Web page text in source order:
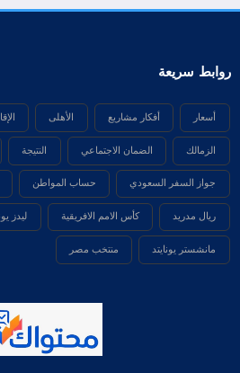
روابط سريعة
أسعار أفكار مشاريع الأهلى
الزمالك الضمان الاجتماعي النتيجة
جواز السفر السعودي حساب المواطن
ريال مدريد كأس الامم الافريقية ليدز
مانشستر يونايتد منتخب مصر